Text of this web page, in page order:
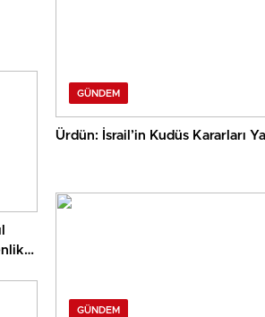
GÜNDEM
Ürdün: İsrail’in Kudüs Kararları
GÜNDEM